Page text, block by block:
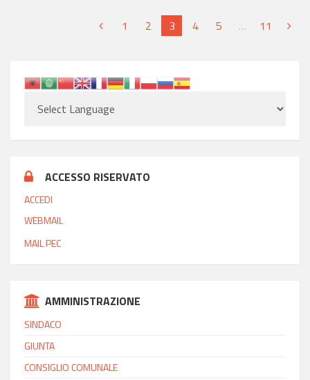
1 2 3 4 5 … 11
ACCESSO RISERVATO
ACCEDI
WEBMAIL
MAIL PEC
AMMINISTRAZIONE
SINDACO
GIUNTA
CONSIGLIO COMUNALE